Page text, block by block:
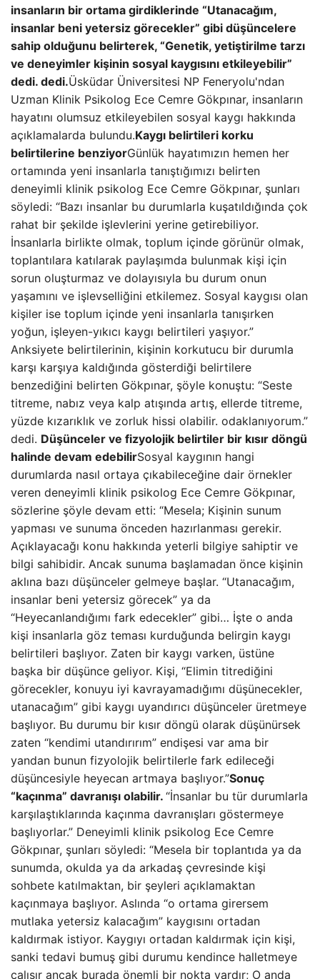
insanların bir ortama girdiklerinde “Utanacağım,
insanlar beni yetersiz görecekler” gibi düşüncelere
sahip olduğunu belirterek, “Genetik, yetiştirilme tarzı
ve deneyimler kişinin sosyal kaygısını etkileyebilir”
dedi. dedi.Üsküdar Üniversitesi NP Feneryolu'ndan
Uzman Klinik Psikolog Ece Cemre Gökpınar, insanların
hayatını olumsuz etkileyebilen sosyal kaygı hakkında
açıklamalarda bulundu.Kaygı belirtileri korku
belirtilerine benziyorGünlük hayatımızın hemen her
ortamında yeni insanlarla tanıştığımızı belirten
deneyimli klinik psikolog Ece Cemre Gökpınar, şunları
söyledi: “Bazı insanlar bu durumlarla kuşatıldığında çok
rahat bir şekilde işlevlerini yerine getirebiliyor.
İnsanlarla birlikte olmak, toplum içinde görünür olmak,
toplantılara katılarak paylaşımda bulunmak kişi için
sorun oluşturmaz ve dolayısıyla bu durum onun
yaşamını ve işlevselliğini etkilemez. Sosyal kaygısı olan
kişiler ise toplum içinde yeni insanlarla tanışırken
yoğun, işleyen-yıkıcı kaygı belirtileri yaşıyor.”
Anksiyete belirtilerinin, kişinin korkutucu bir durumla
karşı karşıya kaldığında gösterdiği belirtilere
benzediğini belirten Gökpınar, şöyle konuştu: “Seste
titreme, nabız veya kalp atışında artış, ellerde titreme,
yüzde kızarıklık ve zorluk hissi olabilir. odaklanıyorum.”
dedi. Düşünceler ve fizyolojik belirtiler bir kısır döngü
halinde devam edebilirSosyal kaygının hangi
durumlarda nasıl ortaya çıkabileceğine dair örnekler
veren deneyimli klinik psikolog Ece Cemre Gökpınar,
sözlerine şöyle devam etti: “Mesela; Kişinin sunum
yapması ve sunuma önceden hazırlanması gerekir.
Açıklayacağı konu hakkında yeterli bilgiye sahiptir ve
bilgi sahibidir. Ancak sunuma başlamadan önce kişinin
aklına bazı düşünceler gelmeye başlar. “Utanacağım,
insanlar beni yetersiz görecek” ya da
“Heyecanlandığımı fark edecekler” gibi… İşte o anda
kişi insanlarla göz teması kurduğunda belirgin kaygı
belirtileri başlıyor. Zaten bir kaygı varken, üstüne
başka bir düşünce geliyor. Kişi, “Elimin titrediğini
görecekler, konuyu iyi kavrayamadığımı düşünecekler,
utanacağım” gibi kaygı uyandırıcı düşünceler üretmeye
başlıyor. Bu durumu bir kısır döngü olarak düşünürsek
zaten “kendimi utandırırım” endişesi var ama bir
yandan bunun fizyolojik belirtilerle fark edileceği
düşüncesiyle heyecan artmaya başlıyor.”Sonuç
“kaçınma” davranışı olabilir. “İnsanlar bu tür durumlarla
karşılaştıklarında kaçınma davranışları göstermeye
başlıyorlar.” Deneyimli klinik psikolog Ece Cemre
Gökpınar, şunları söyledi: “Mesela bir toplantıda ya da
sunumda, okulda ya da arkadaş çevresinde kişi
sohbete katılmaktan, bir şeyleri açıklamaktan
kaçınmaya başlıyor. Aslında “o ortama girersem
mutlaka yetersiz kalacağım” kaygısını ortadan
kaldırmak istiyor. Kaygıyı ortadan kaldırmak için kişi,
sanki tedavi bumuş gibi durumu kendince halletmeye
çalışır ancak burada önemli bir nokta vardır; O anda